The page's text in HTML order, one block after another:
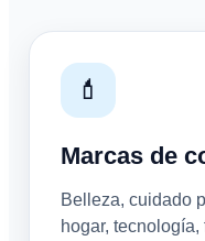
💄
Marcas de
Belleza, cuidado
hogar,